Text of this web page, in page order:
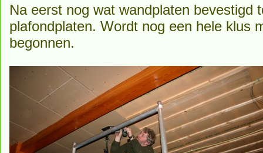
Na eerst nog wat wandplaten bevestigd
plafondplaten. Wordt nog een hele klus
begonnen.